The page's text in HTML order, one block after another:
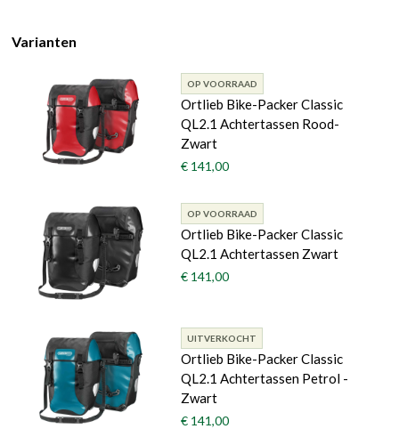
Varianten
OP VOORRAAD
Ortlieb Bike-Packer Classic
QL2.1 Achtertassen Rood-
Zwart
€ 141,00
OP VOORRAAD
Ortlieb Bike-Packer Classic
QL2.1 Achtertassen Zwart
€ 141,00
UITVERKOCHT
Ortlieb Bike-Packer Classic
QL2.1 Achtertassen Petrol -
Zwart
€ 141,00